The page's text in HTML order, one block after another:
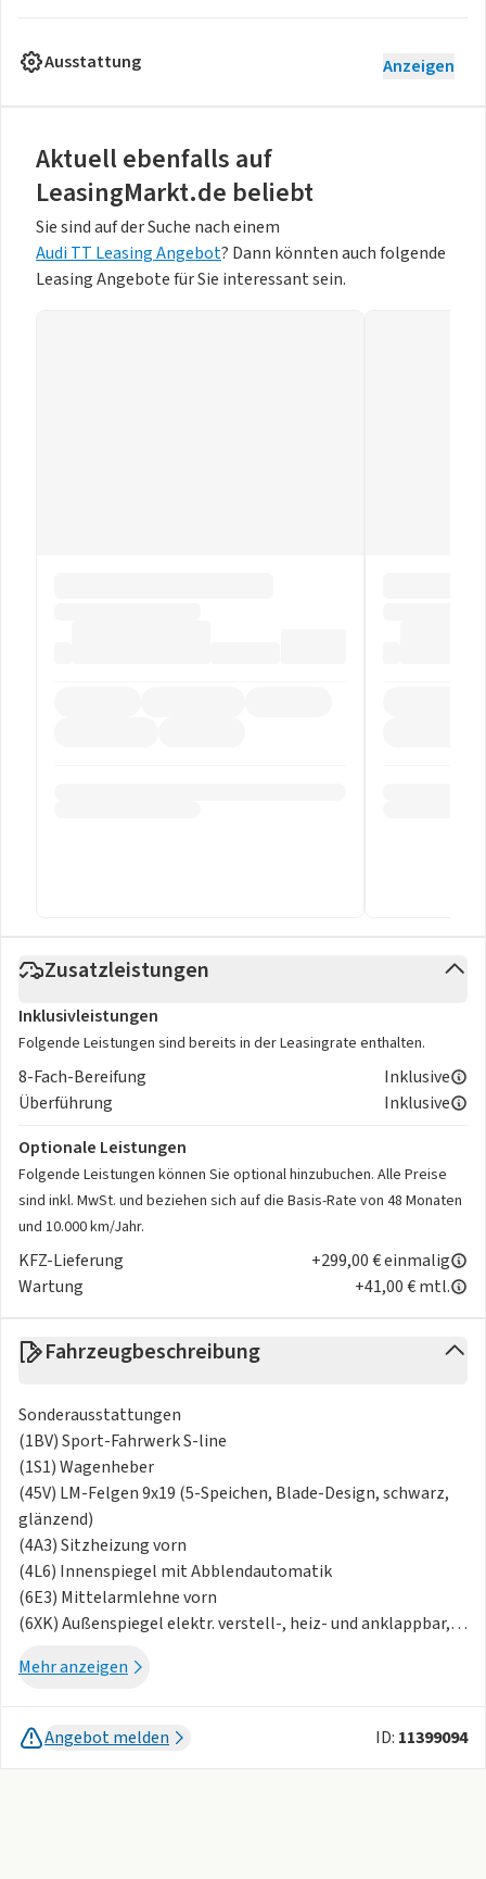
Ausstattung Anzeigen
Aktuell ebenfalls auf
LeasingMarkt.de beliebt
Sie sind auf der Suche nach einem
Audi TT Leasing Angebot? Dann könnten auch folgende
Leasing Angebote für Sie interessant sein.
Zusatzleistungen
Inklusivleistungen
Folgende Leistungen sind bereits in der Leasingrate enthalten.
8-Fach-Bereifung
Inklusive
Überführung
Inklusive
Optionale Leistungen
Folgende Leistungen können Sie optional hinzubuchen. Alle Preise
sind inkl. MwSt. und beziehen sich auf die Basis-Rate von 48 Monaten
und 10.000 km/Jahr.
KFZ-Lieferung
+299,00 € einmalig
Wartung
+41,00 € mtl.
Fahrzeugbeschreibung
Sonderausstattungen
(1BV) Sport-Fahrwerk S-line
(1S1) Wagenheber
(45V) LM-Felgen 9x19 (5-Speichen, Blade-Design, schwarz,
glänzend)
(4A3) Sitzheizung vorn
(4L6) Innenspiegel mit Abblendautomatik
(6E3) Mittelarmlehne vorn
(6XK) Außenspiegel elektr. verstell-, heiz- und anklappbar,
(7HB) Leder-Paket
mit selektiver Anzeige (APS Plus)
(7Y1) Fahrassistenz-System: Spurwechselassistent (Side
Mehr anzeigen
Angebot melden ID: 11399094